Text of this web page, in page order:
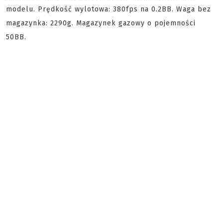
modelu. Prędkość wylotowa: 380fps na 0.2BB. Waga bez
magazynka: 2290g. Magazynek gazowy o pojemności
50BB.